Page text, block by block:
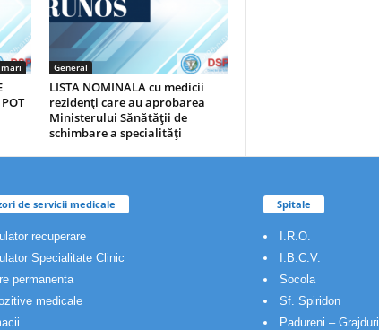
General
LISTA NOMINALA cu medicii
rezidenţi care au aprobarea
Ministerului Sănătăţii de
schimbare a specialităţi
de servicii medicale
recuperare
Specialitate Clinic
permanenta
medicale
Spitale
I.R.O.
I.B.C.V.
Socola
Sf. Spiridon
Padureni – Grajduri